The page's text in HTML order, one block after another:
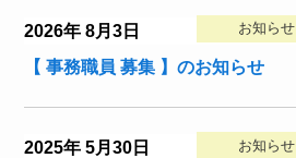
2026年 8月3日 お知らせ
【 事務職員 募集 】のお知らせ
2025年 5月30日 お知らせ